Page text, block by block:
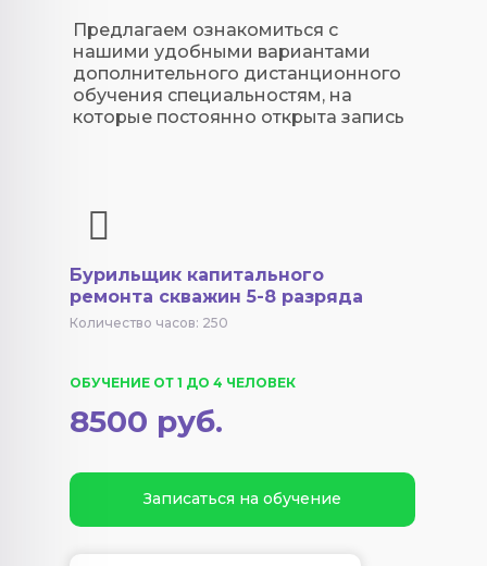
Предлагаем ознакомиться с
нашими удобными вариантами
дополнительного дистанционного
обучения специальностям, на
которые постоянно открыта запись
Бурильщик капитального
ремонта скважин 5-8 разряда
Количество часов: 250
Записаться на обучение
ОБУЧЕНИЕ ОТ 1 ДО 4 ЧЕЛОВЕК
8500 руб.